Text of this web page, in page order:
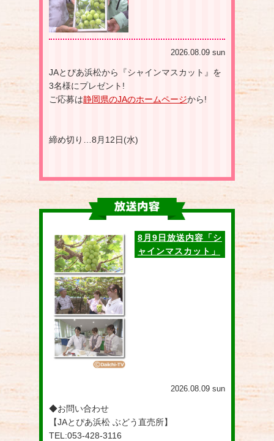
2026.08.09 sun
JAとぴあ浜松から『シャインマスカット』を
3名様にプレゼント!
ご応募は静岡県のJAのホームページから!
締め切り…8月12日(水)
8月9日放送内容「シ
ャインマスカット」
2026.08.09 sun
◆お問い合わせ
【JAとぴあ浜松 ぶどう直売所】
TEL:053-428-3116